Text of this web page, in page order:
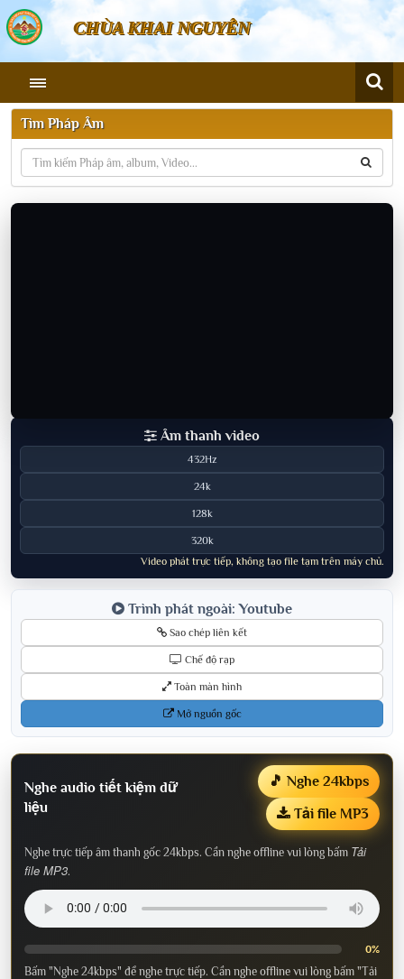
CHÙA KHAI NGUYÊN
Tìm Pháp Âm
Âm thanh video
432Hz
24k
128k
320k
Video phát trực tiếp, không tạo file tạm trên máy chủ.
Trình phát ngoài: Youtube
Sao chép liên kết
Chế độ rạp
Toàn màn hình
Mở nguồn gốc
Nghe audio tiết kiệm dữ
liệu
🎵 Nghe 24kbps
Tải file MP3
Nghe trực tiếp âm thanh gốc 24kbps. Cần nghe offline vui lòng bấm Tải
file MP3.
0%
Bấm "Nghe 24kbps" để nghe trực tiếp. Cần nghe offline vui lòng bấm "Tải